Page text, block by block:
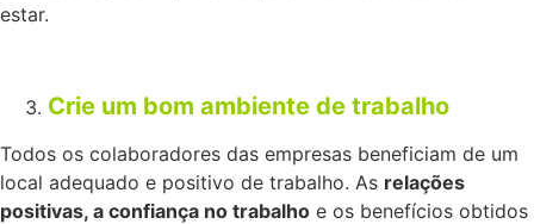
estar.
Crie um bom ambiente de trabalho
Todos os colaboradores das empresas beneficiam de um
local adequado e positivo de trabalho. As relações
positivas, a confiança no trabalho e os benefícios obtidos